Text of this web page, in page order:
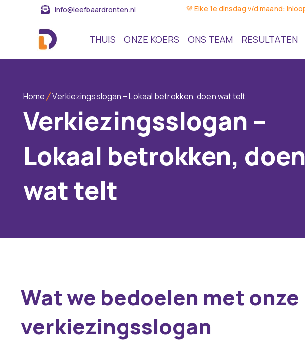
info@leefbaardronten.nl 💜 Elke 1e dinsdag v/d maand:
THUIS ONZE KOERS ONS TEAM RESULTATEN
Home Verkiezingsslogan – Lokaal betrokken, doen wat telt
Verkiezingsslogan –
Lokaal betrokken, doen
wat telt
Wat we bedoelen met onze
verkiezingsslogan